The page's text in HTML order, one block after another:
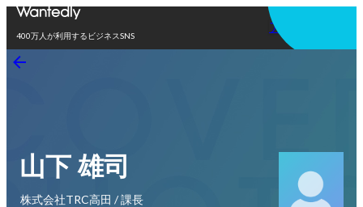
400万人が利用するビジネスSNS
アプリを使う
山下 雄司
株式会社TRC高田 / 課長